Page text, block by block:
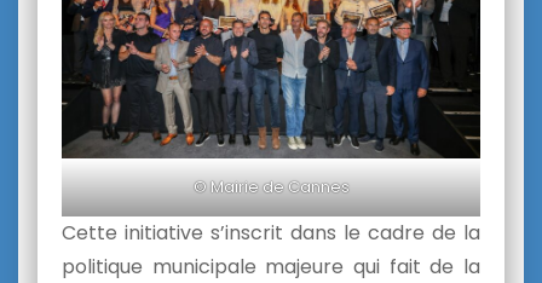
© Mairie de Cannes
Cette initiative s’inscrit dans le cadre de la
politique municipale majeure qui faitde la